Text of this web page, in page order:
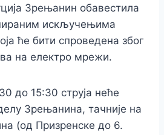
Зрењанин обавестила
искључењима
ће бити спроведена због
на електро мрежи.
до 15:30 струја неће
Зрењанина, тачније на
(од Призренске до 6.